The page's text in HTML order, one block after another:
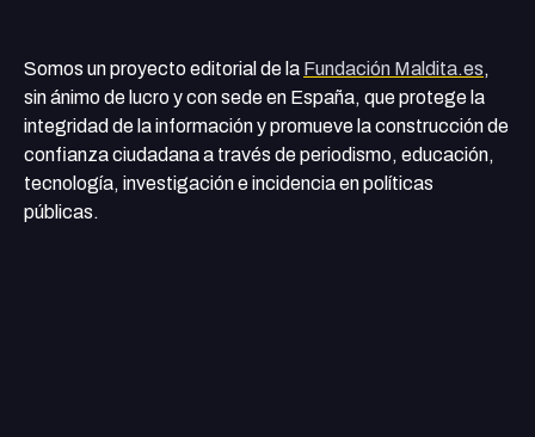
Somos un proyecto editorial de la Fundación Maldita.es,
sin ánimo de lucro y con sede en España, que protege la
integridad de la información y promueve la construcción de
confianza ciudadana a través de periodismo, educación,
tecnología, investigación e incidencia en políticas
públicas.